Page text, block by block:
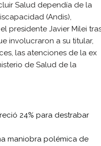
Salud dependía de la
(Andis),
presidente Javier Milei
involucraron a su titular,
las atenciones de la ex
de Salud de la
24% para destrabar
maniobra polémica de